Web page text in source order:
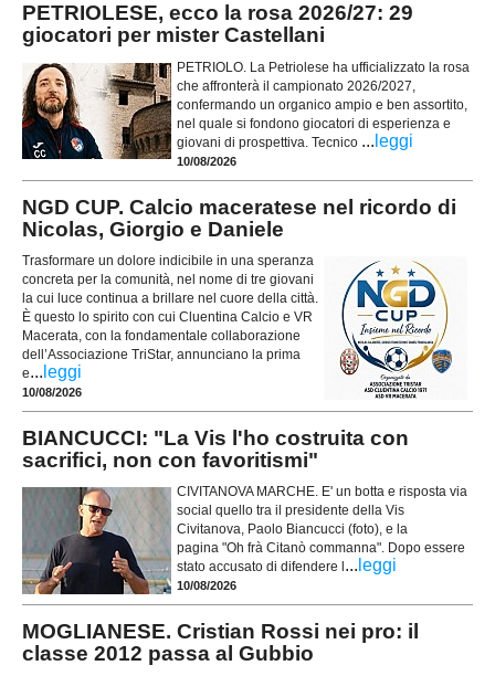
PETRIOLESE, ecco la rosa 2026/27: 29
giocatori per mister Castellani
PETRIOLO. La Petriolese ha ufficializzato la rosa
che affronterà il campionato 2026/2027,
confermando un organico ampio e ben assortito,
nel quale si fondono giocatori di esperienza e
giovani di prospettiva. Tecnico ... leggi
10/08/2026
NGD CUP. Calcio maceratese nel ricordo di
Nicolas, Giorgio e Daniele
Trasformare un dolore indicibile in una speranza
concreta per la comunità, nel nome di tre giovani
la cui luce continua a brillare nel cuore della città.
È questo lo spirito con cui Cluentina Calcio e VR
Macerata, con la fondamentale collaborazione
dell’Associazione TriStar, annunciano la prima
e... leggi
10/08/2026
BIANCUCCI: "La Vis l'ho costruita con
sacrifici, non con favoritismi"
CIVITANOVA MARCHE. E' un botta e risposta via
social quello tra il presidente della Vis
Civitanova, Paolo Biancucci (foto), e la
pagina "Oh frà Citanò commanna". Dopo essere
stato accusato di difendere l ... leggi
10/08/2026
MOGLIANESE. Cristian Rossi nei pro: il
classe 2012 passa al Gubbio